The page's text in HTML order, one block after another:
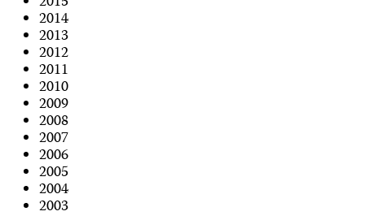
2014
2013
2012
2011
2010
2009
2008
2007
2006
2005
2004
2003